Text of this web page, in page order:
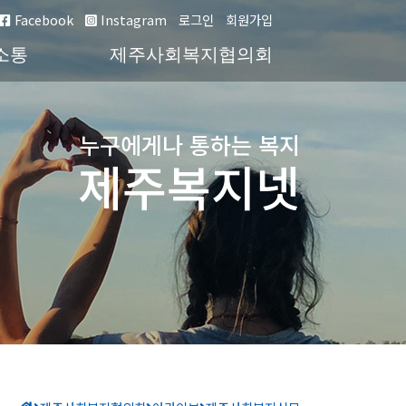
Facebook Instagram 로그인 회원가입
통 제주사회복지협의회
누구에게나 통하는 복지
제주복지넷